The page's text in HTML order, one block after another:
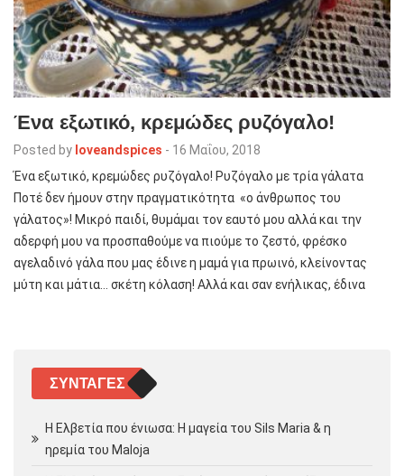
Ένα εξωτικό, κρεμώδες ρυζόγαλο!
Posted by loveandspices - 16 Μαΐου, 2018
Ένα εξωτικό, κρεμώδες ρυζόγαλο! Ρυζόγαλο με τρία γάλατα
Ποτέ δεν ήμουν στην πραγματικότητα «ο άνθρωπος του
γάλατος»! Μικρό παιδί, θυμάμαι τον εαυτό μου αλλά και την
αδερφή μου να προσπαθούμε να πιούμε το ζεστό, φρέσκο
αγελαδινό γάλα που μας έδινε η μαμά για πρωινό, κλείνοντας
μύτη και μάτια… σκέτη κόλαση! Αλλά και σαν ενήλικας, έδινα
ΣΥΝΤΑΓΈΣ
Η Ελβετία που ένιωσα: Η μαγεία του Sils Maria & η
ηρεμία του Maloja